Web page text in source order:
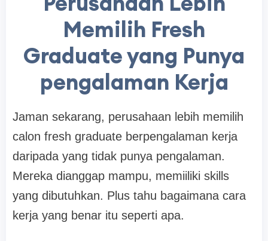
Memilih Fresh
Graduate yang Punya
pengalaman Kerja
Jaman sekarang, perusahaan lebih memilih
calon fresh graduate berpengalaman kerja
daripada yang tidak punya pengalaman.
Mereka dianggap mampu, memiiliki skills
yang dibutuhkan. Plus tahu bagaimana cara
kerja yang benar itu seperti apa.